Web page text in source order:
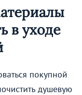
в уходе
покупной
душевую